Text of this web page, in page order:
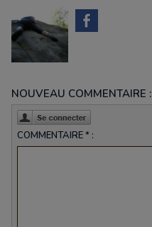
NOUVEAU COMMENTAIRE :
COMMENTAIRE * :